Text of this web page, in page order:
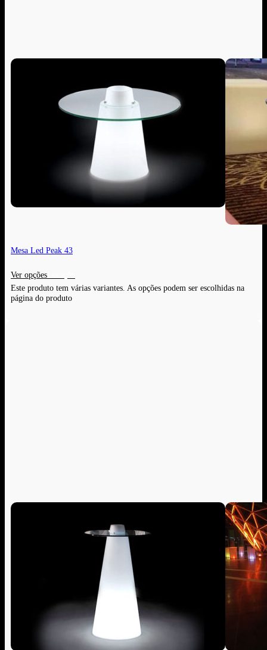
Mesa Led Peak 43
Ver opções
Este produto tem várias variantes. As opções podem ser escolhidas na
página do produto